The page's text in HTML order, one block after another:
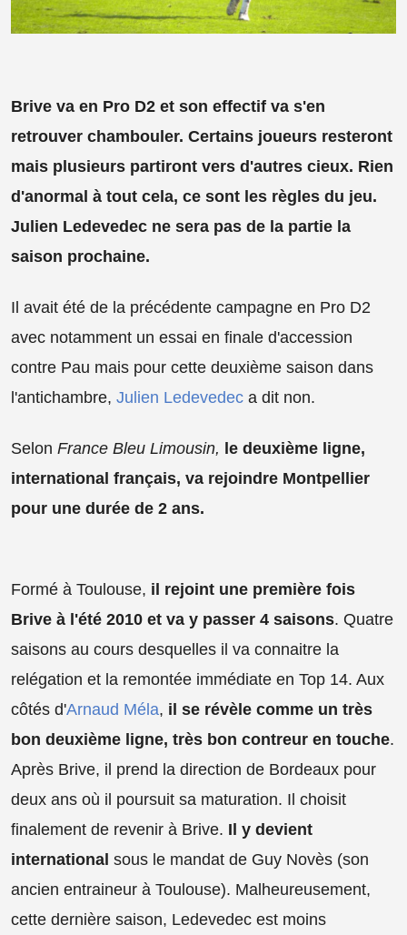
Brive va en Pro D2 et son effectif va s'en
retrouver chambouler. Certains joueurs resteront
mais plusieurs partiront vers d'autres cieux. Rien
d'anormal à tout cela, ce sont les règles du jeu.
Julien Ledevedec ne sera pas de la partie la
saison prochaine.
Il avait été de la précédente campagne en Pro D2
avec notamment un essai en finale d'accession
contre Pau mais pour cette deuxième saison dans
l'antichambre, Julien Ledevedec a dit non.
Selon France Bleu Limousin, le deuxième ligne,
international français, va rejoindre Montpellier
pour une durée de 2 ans.
Formé à Toulouse, il rejoint une première fois
Brive à l'été 2010 et va y passer 4 saisons. Quatre
saisons au cours desquelles il va connaitre la
relégation et la remontée immédiate en Top 14. Aux
côtés d'Arnaud Méla, il se révèle comme un très
bon deuxième ligne, très bon contreur en touche.
Après Brive, il prend la direction de Bordeaux pour
deux ans où il poursuit sa maturation. Il choisit
finalement de revenir à Brive. Il y devient
international sous le mandat de Guy Novès (son
ancien entraineur à Toulouse). Malheureusement,
cette dernière saison, Ledevedec est moins